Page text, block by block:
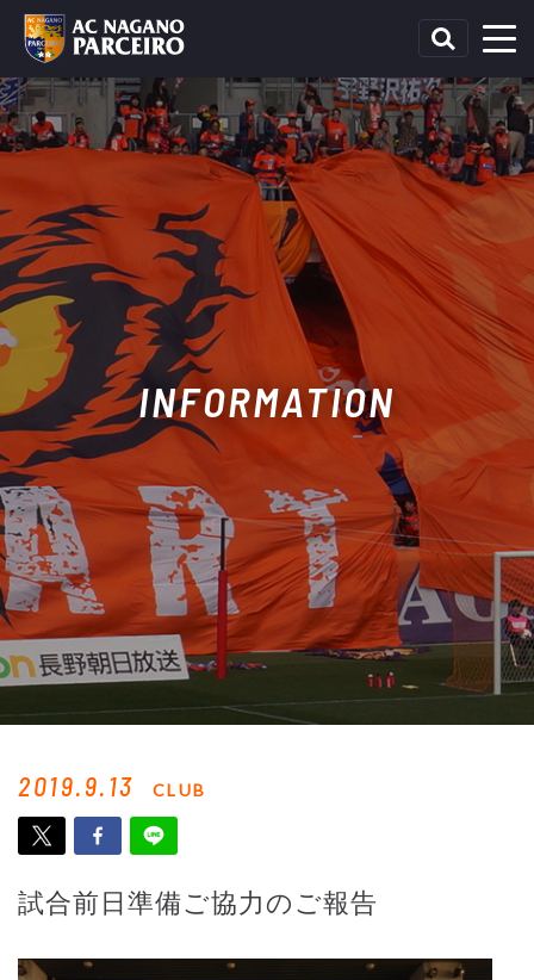
INFORMATION
2019.9.13 CLUB
試合前日準備ご協力のご報告